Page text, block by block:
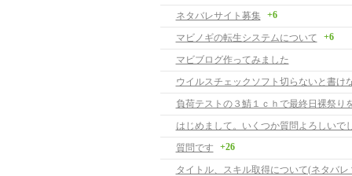
ネタバレサイト募集 +6
マビノギの転生システムについて +6
マビブログ作ってみました
はじめまして。いくつか質問よろしいで
質問です
+26
タイトル、スキル取得について(ネタバレ